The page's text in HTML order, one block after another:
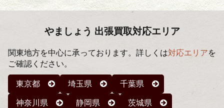
イ
やましょう 出張買取対応エリア
関東地方を中心に承っております。詳しくは対応エリアを
ご確認ください。
東京都 埼玉県 千葉県
神奈川県 静岡県 茨城県